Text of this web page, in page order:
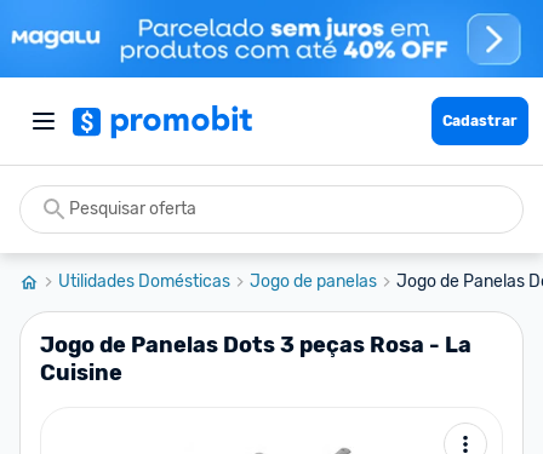
Cadastrar
Utilidades Domésticas Jogo de panelas Jogo de Panelas
Jogo de Panelas Dots 3 peças Rosa - La
Cuisine